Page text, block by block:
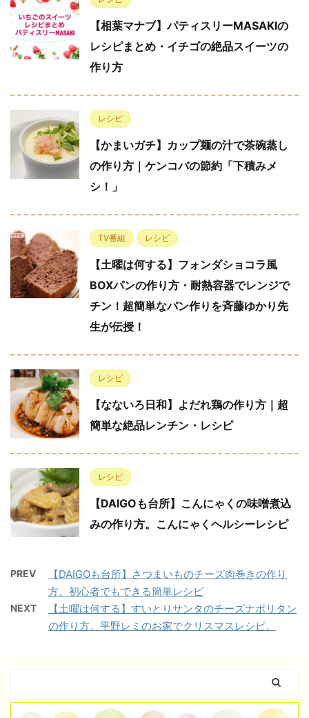
【相葉マナブ】パティスリーMASAKIの
レシピまとめ・イチゴの絶品スイーツの
作り方
レシピ
【かまいガチ】カップ麺の汁で茶碗蒸し
の作り方｜ケンコバの節約「下積みメ
シ！」
TV番組 レシピ
【土曜は何する】フォンダショコラ風
BOXパンの作り方・耐熱容器でレンジで
チン！超簡単なパン作りを斉藤ゆかり先
生が伝授！
レシピ
【なないろ日和】よだれ鶏の作り方｜超
簡単な絶品レンチン・レシピ
レシピ
【DAIGOも台所】こんにゃくの味噌煮込
みの作り方。こんにゃくヘルシーレシピ
PREV
【DAIGOも台所】さつまいものチーズ肉巻きの作り
方。初心者でもできる簡単レシピ
NEXT
【土曜は何する】すいとりサンタのチーズナポリタン
の作り方。平野レミのお家でクリスマスレシピ。